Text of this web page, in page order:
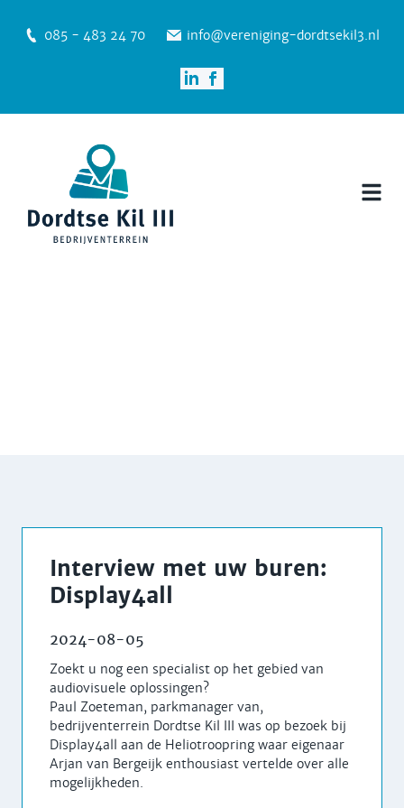
085 - 483 24 70 info@vereniging-dordtsekil3.nl
Interview met uw buren:
Display4all
2024-08-05
Zoekt u nog een specialist op het gebied van
audiovisuele oplossingen?
Paul Zoeteman, parkmanager van,
bedrijventerrein Dordtse Kil III was op bezoek bij
Display4all aan de Heliotroopring waar eigenaar
Arjan van Bergeijk enthousiast vertelde over alle
mogelijkheden.